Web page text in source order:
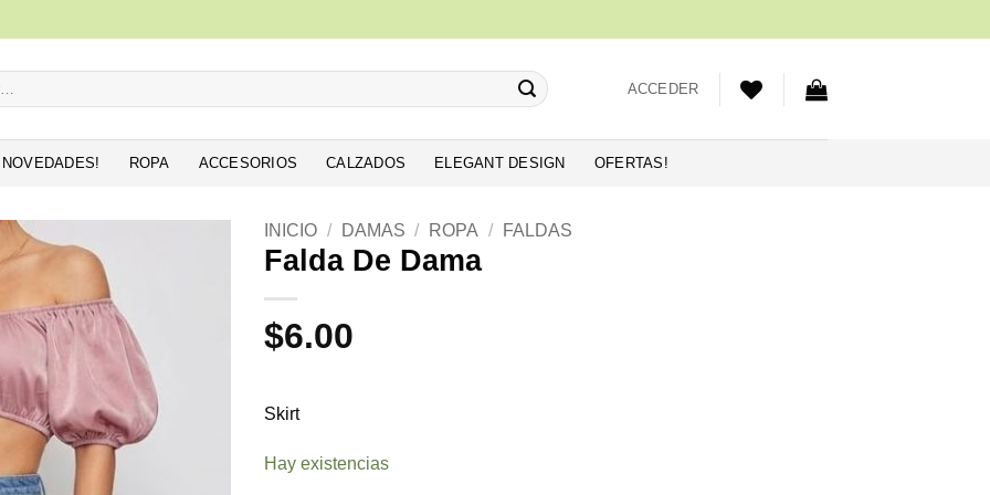
ACCEDER
NOVEDADES! ROPA ACCESORIOS CALZADOS ELEGANT DESIGN OFERTAS!
INICIO / DAMAS / ROPA / FALDAS
Falda De Dama
$6.00
Skirt
Hay existencias